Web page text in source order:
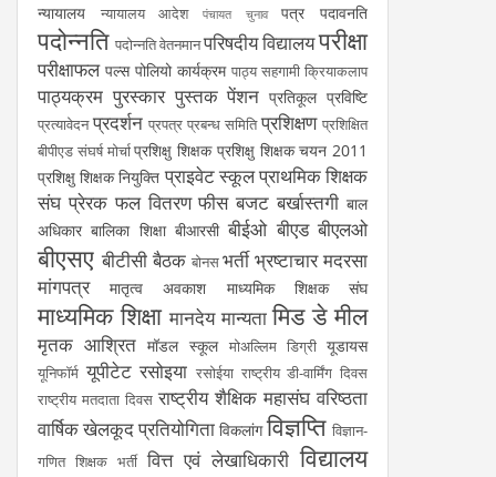
न्यायालय न्यायालय आदेश पंचायत चुनाव पत्र पदावनति
पदोन्नति पदोन्नति वेतनमानपरिषदीय विद्यालयपरीक्षा
परीक्षाफल पल्स पोलियो कार्यक्रम पाठ्य सहगामी क्रियाकलाप
पाठ्यक्रम पुरस्कार पुस्तक पेंशन प्रतिकूल प्रविष्टि
प्रत्यावेदन प्रदर्शन प्रपत्र प्रबन्ध समिति प्रशिक्षण प्रशिक्षित
बीपीएड संघर्ष मोर्चा प्रशिक्षु शिक्षक प्रशिक्षु शिक्षक चयन 2011
प्रशिक्षु शिक्षक नियुक्ति प्राइवेट स्कूलप्राथमिक शिक्षक
संघ प्रेरक फल वितरण फीस बजट बर्खास्तगी बाल
अधिकार बालिका शिक्षा बीआरसी बीईओ बीएड बीएलओ
बीएसए बीटीसी बैठक बोनस भर्ती भ्रष्टाचार मदरसा
मांगपत्र
मातृत्व अवकाश माध्यमिक शिक्षक संघ
माध्यमिक शिक्षा मानदेय मान्यता मिड डे मील
मृतक आश्रित मॉडल स्कूल मोअल्लिम डिग्री यूडायस
यूनिफॉर्म यूपीटेट रसोइया रसोईया राष्ट्रीय डी-वार्मिंग दिवस
राष्ट्रीय मतदाता दिवस राष्ट्रीय शैक्षिक महासंघ वरिष्ठता
वार्षिक खेलकूद प्रतियोगिता विकलांग विज्ञप्ति विज्ञान-
गणित शिक्षक भर्ती वित्त एवं लेखाधिकारी विद्यालय